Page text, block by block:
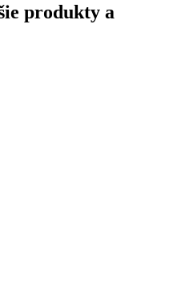
produkty a